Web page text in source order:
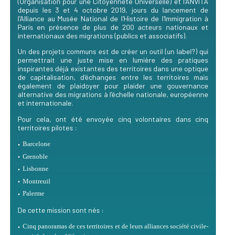
depuis les 3 et 4 octobre 2019, jours du lancement de
l'Alliance au Musée National de l'Histoire de l'Immigration à
Paris en présence de plus de 200 acteurs nationaux et
internationaux des migrations (publics et associatifs).
Un des projets communs est de créer un outil (un label?) qui
permettrait une juste mise en lumière des pratiques
inspirantes déjà existantes des territoires dans une optique
de capitalisation, d'échanges entre les territoires mais
également de plaidoyer pour plaider une gouvernance
alternative des migrations à l'échelle nationale, européenne
et internationale.
Pour cela, ont été envoyée cinq volontaires dans cinq
territoires pilotes :
Barcelone
Grenoble
Lisbonne
Montreuil
Palerme
De cette mission sont nés :
Cinq panoramas de ces territoires et de leurs alliances société civile-